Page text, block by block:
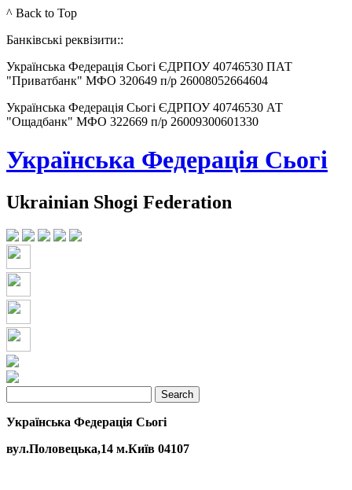
^ Back to Top
Банківські реквізити::
Українська Федерація Сьогі ЄДРПОУ 40746530 ПАТ
"Приватбанк" МФО 320649 п/р 26008052664604
Українська Федерація Сьогі ЄДРПОУ 40746530 АТ
"Ощадбанк" МФО 322669 п/р 26009300601330
Українська Федерація Сьогі
Ukrainian Shogi Federation
Українська Федерація Сьогі
вул.Половецька,14 м.Київ 04107